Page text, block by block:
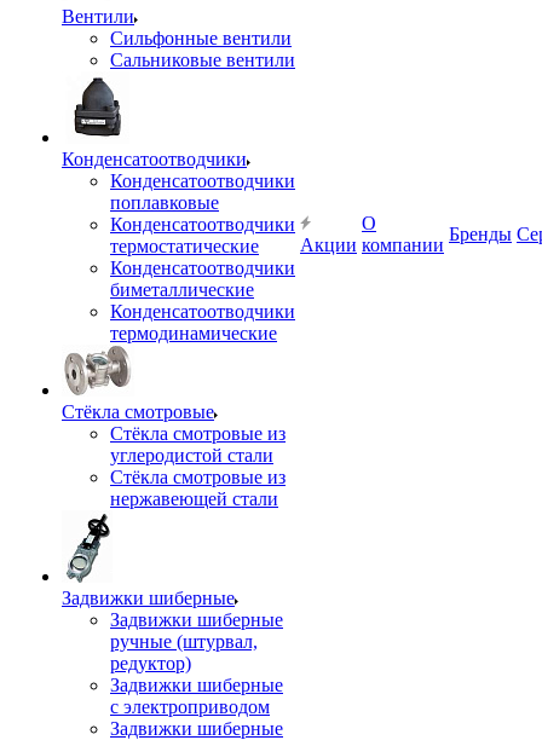
Вентили
Сильфонные вентили
Сальниковые вентили
Конденсатоотводчики
Конденсатоотводчики
поплавковые
Конденсатоотводчики
термостатические
Конденсатоотводчики
биметаллические
Конденсатоотводчики
термодинамические
Стёкла смотровые
Стёкла смотровые из
углеродистой стали
Стёкла смотровые из
нержавеющей стали
Задвижки шиберные
Задвижки шиберные
ручные (штурвал,
редуктор)
Задвижки шиберные
с электроприводом
Задвижки шиберные
Акции
О
компании
Бренды